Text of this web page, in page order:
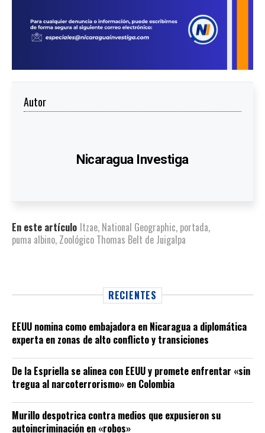
Autor
Nicaragua Investiga
En este artículo Itzae, National Geographic, portada,
puma albino, Zoológico Thomas Belt de Juigalpa
RECIENTES
EEUU nomina como embajadora en Nicaragua a diplomática
experta en zonas de alto conflicto y transiciones
De la Espriella se alinea con EEUU y promete enfrentar «sin
tregua al narcoterrorismo» en Colombia
Murillo despotrica contra medios que expusieron su
autoincriminación en «robos»